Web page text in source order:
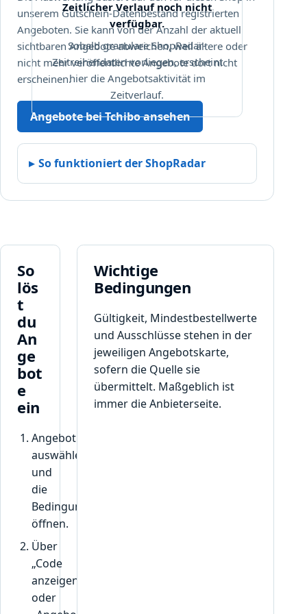
z
e
i
g
t
w
i
r
.
Zeitlicher Verlauf noch nicht
verfügbar.
Sobald granulare ShopRadar-
Zeitreihendaten vorliegen, erscheint
hier die Angebotsaktivität im
Zeitverlauf.
unserem Gutschein-Datenbestand registrierten
Angeboten. Sie kann von der Anzahl der aktuell
sichtbaren Angebote abweichen, weil ältere oder
nicht mehr veröffentlichte Angebote dort nicht
erscheinen.
Angebote bei Tchibo ansehen
So funktioniert der ShopRadar
So
lös
t
du
An
ge
bot
e
ein
Angebot
auswählen
und
die
Bedingungen
öffnen.
Über
„Code
anzeigen“
oder
Wichtige
Bedingungen
Gültigkeit, Mindestbestellwerte
und Ausschlüsse stehen in der
jeweiligen Angebotskarte,
sofern die Quelle sie
übermittelt. Maßgeblich ist
immer die Anbieterseite.